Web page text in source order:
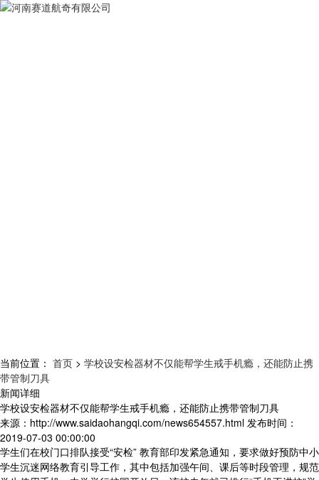
当前位置： 首页 > 学校设安检器材不仅能帮学生戒手机瘾，还能防止携
带管制刀具
新闻详细
学校设安检器材不仅能帮学生戒手机瘾，还能防止携带管制刀具
来源： http://www.saidaohangqi.com/news654557.html 发布时间：
2019-07-03 00:00:00
学生们在校门口排队接受“安检” 教育部印发紧急通知，要求做好预防中小
学生沉迷网络教育引导工作，其中包括加强午间、课后等时段管理，规范